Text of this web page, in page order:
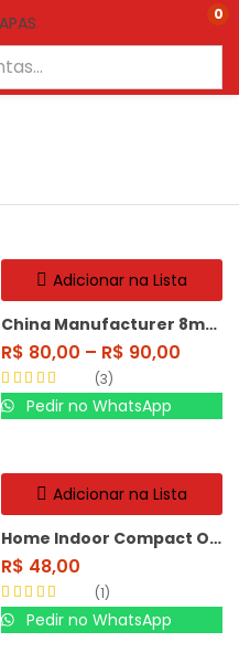
0
Adicionar na Lista
China Manufacturer 8mm HDF
R$ 80,00 – R$ 90,00
Avaliação5.00
de 5
3
Pedir no WhatsApp
Adicionar na Lista
Home Indoor Compact One Person Steam Shower
R$ 48,00
Avaliação
4.00
de 5
1
Pedir no WhatsApp